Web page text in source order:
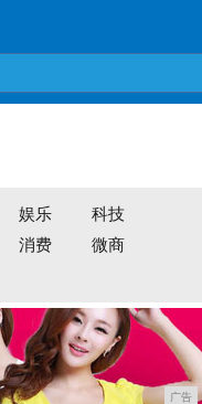
娱乐
科技
消费
微商
广告